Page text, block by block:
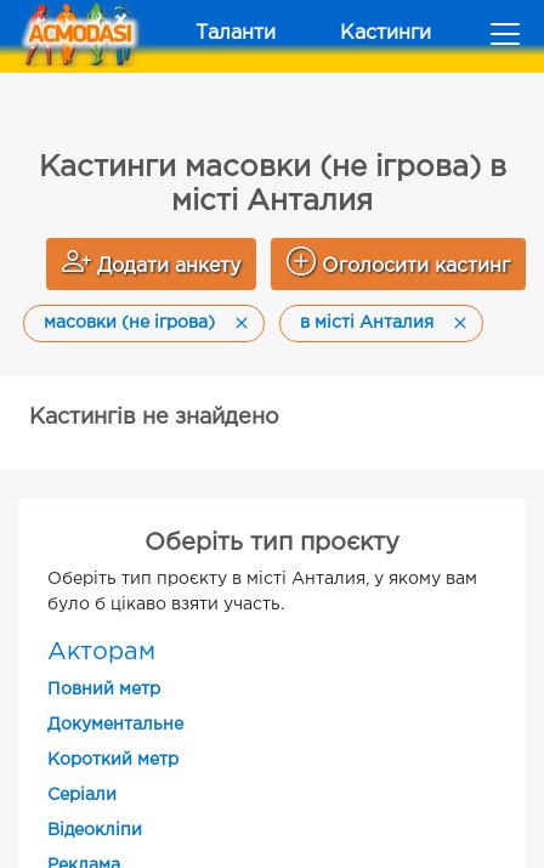
Таланти Кастинги
Кастинги масовки (не ігрова) в
місті Анталия
Додати анкету Оголосити кастинг
масовки (не ігрова) в місті Анталия
Кастингів не знайдено
Оберіть тип проєкту
Оберіть тип проєкту в місті Анталия, у якому вам
було б цікаво взяти участь.
Акторам
Повний метр
Документальне
Короткий метр
Cеріали
Відеокліпи